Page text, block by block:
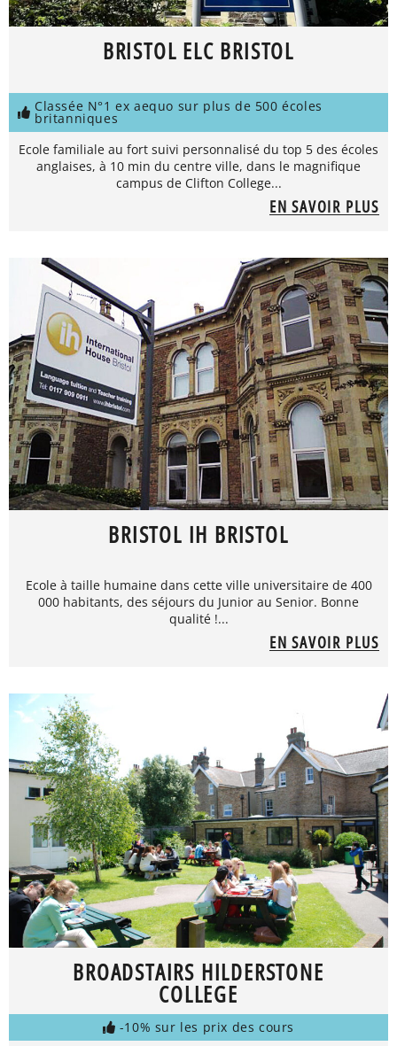
BRISTOL ELC BRISTOL
Classée N°1 ex aequo sur plus de 500 écoles
britanniques
Ecole familiale au fort suivi personnalisé du top 5 des écoles
anglaises, à 10 min du centre ville, dans le magnifique
campus de Clifton College...
EN SAVOIR PLUS
BRISTOL IH BRISTOL
Ecole à taille humaine dans cette ville universitaire de 400
000 habitants, des séjours du Junior au Senior. Bonne
qualité !...
EN SAVOIR PLUS
BROADSTAIRS HILDERSTONE
COLLEGE
-10% sur les prix des cours